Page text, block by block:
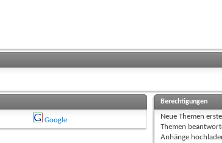
Google
Berechtigungen
Neue Themen
Themen
Anhänge